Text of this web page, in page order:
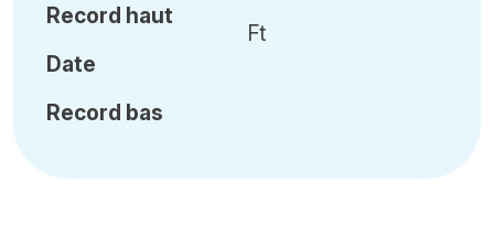
Record haut
Date
Record bas
Ft